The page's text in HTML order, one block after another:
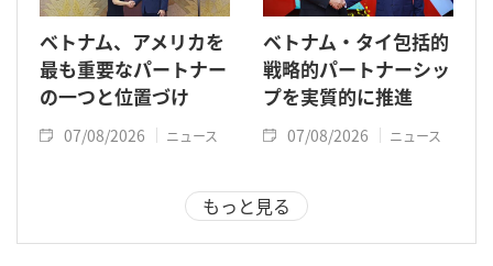
ベトナム、アメリカを
最も重要なパートナー
の一つと位置づけ
07/08/2026 ニュース
ベトナム・タイ包括的
戦略的パートナーシッ
プを実質的に推進
07/08/2026 ニュース
もっと見る